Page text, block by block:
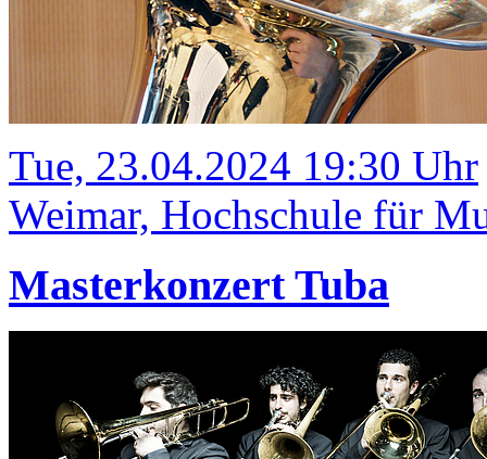
Tue, 23.04.2024 19:30 Uhr
Weimar, Hochschule für
Masterkonzert Tuba